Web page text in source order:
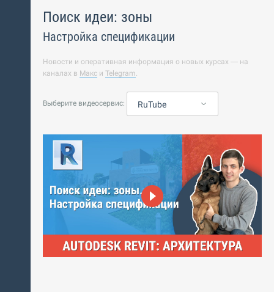
Поиск идеи: зоны
Настройка спецификации
Новости и оперативная информация о новых курсах — на
каналах в Макс и Telegram.
Выберите видеосервис: RuTube